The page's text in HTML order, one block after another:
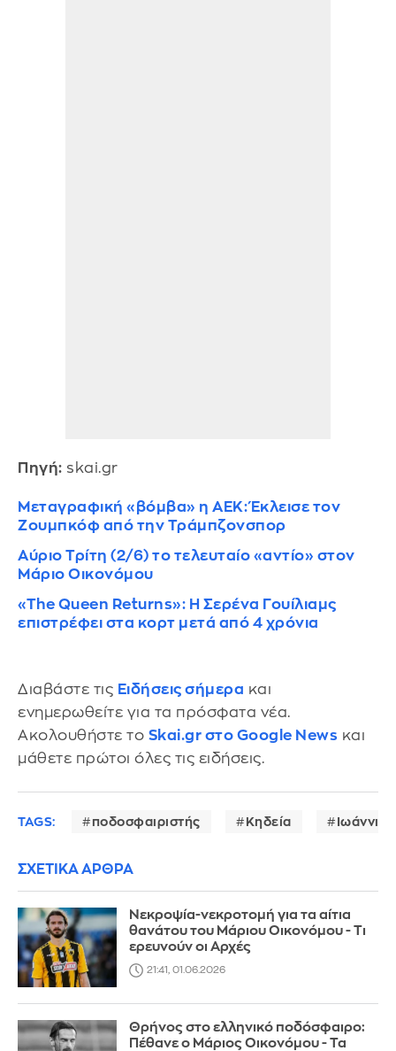
Πηγή: skai.gr
Μεταγραφική «βόμβα» η ΑΕΚ: Έκλεισε τον
Ζουμπκόφ από την Τράμπζονσπορ
Αύριο Τρίτη (2/6) το τελευταίο «αντίο» στον
Μάριο Οικονόμου
«The Queen Returns»: Η Σερένα Γουίλιαμς
επιστρέφει στα κορτ μετά από 4 χρόνια
Διαβάστε τις Ειδήσεις σήμερα και
ενημερωθείτε για τα πρόσφατα νέα.
Ακολουθήστε το Skai.gr στο Google News και
μάθετε πρώτοι όλες τις ειδήσεις.
TAGS: ποδοσφαιριστής Κηδεία Ιωάννινα
ΣΧΕΤΙΚΑ ΑΡΘΡΑ
Νεκροψία-νεκροτομή για τα αίτια
θανάτου του Μάριου Οικονόμου - Τι
ερευνούν οι Αρχές
21:41, 01.06.2026
Θρήνος στο ελληνικό ποδόσφαιρο:
Πέθανε ο Μάριος Οικονόμου - Τα